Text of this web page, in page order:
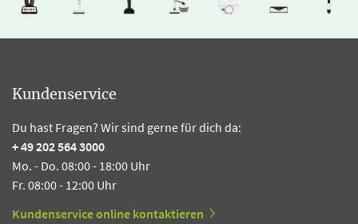
Kundenservice
Du hast Fragen? Wir sind gerne für dich da:
+ 49 202 564 3000
Mo. - Do. 08:00 - 18:00 Uhr
Fr. 08:00 - 12:00 Uhr
Kundenservice online kontaktieren